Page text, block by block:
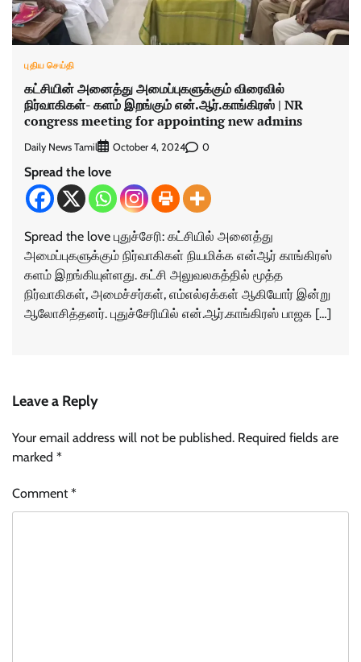
புதிய செய்தி
கட்சியின் அனைத்து அமைப்புகளுக்கும் விரைவில்
நிர்வாகிகள்- களம் இறங்கும் என்.ஆர்.காங்கிரஸ் | NR
congress meeting for appointing new admins
Daily News Tamil October 4, 2024 0
Spread the love
Spread the love புதுச்சேரி: கட்சியில் அனைத்து
அமைப்புகளுக்கும் நிர்வாகிகள் நியமிக்க என்ஆர் காங்கிரஸ்
களம் இறங்கியுள்ளது. கட்சி அலுவலகத்தில் மூத்த
நிர்வாகிகள், அமைச்சர்கள், எம்எல்ஏக்கள் ஆகியோர் இன்று
ஆலோசித்தனர். புதுச்சேரியில் என்.ஆர்.காங்கிரஸ் பாஜக […]
Leave a Reply
Your email address will not be published. Required fields are
marked *
Comment*